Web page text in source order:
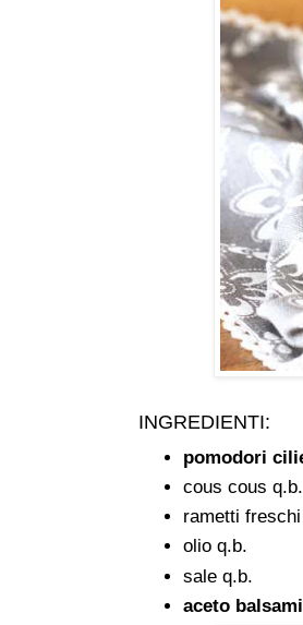
INGREDIENTI:
pomodori
cous cous q.b.
rametti
olio q.b.
sale q.b.
aceto